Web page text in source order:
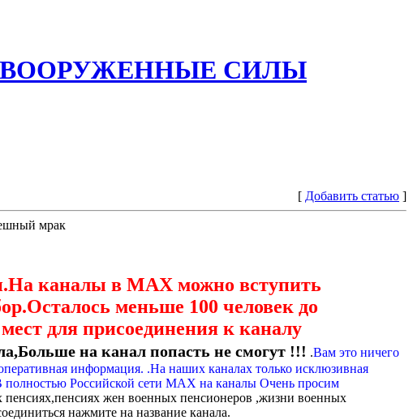
ВООРУЖЕННЫЕ СИЛЫ
[ Добавить статью ]
мрак
каналы в МАХ можно вступить
меньше 100 человек до
для присоединения к каналу
на канал попасть не смогут !!! .Вам это ничего
информация. .На наших каналах только исклюзивная
Российской сети МАХ на каналы Очень просим
жен военных пенсионеров ,жизни военных
нажмите на название канала.